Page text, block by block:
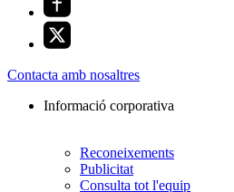
Contacta amb nosaltres
Informació corporativa
Reconeixements
Publicitat
Consulta tot l'equip